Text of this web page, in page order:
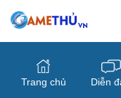
Trang chủ Diễn